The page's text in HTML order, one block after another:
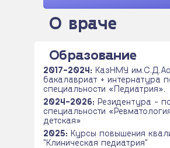
О враче
Образование
2024-2026: Резидентура -
специальности
детская»
2025: Курсы повышения
"Клиническая педиатрия"
2017-2024: КазНМУ
бакалавриат + интернатура
специальности «Педиатрия».